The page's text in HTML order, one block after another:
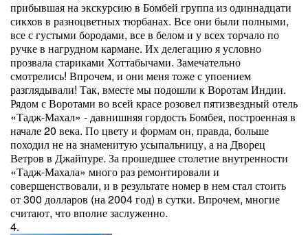
прибывшая на экскурсию в Бомбей группа из одиннадцати
сикхов в разноцветных тюрбанах. Все они были полными,
все с густыми бородами, все в белом и у всех торчало по
ручке в нагрудном кармане. Их делегацию я условно
прозвала стариками Хоттабычами. Замечательно
смотрелись! Впрочем, и они меня тоже с упоением
разглядывали! Так, вместе мы подошли к Воротам Индии.
Рядом с Воротами во всей красе розовел пятизвездный отель
«Тадж-Махал» - давнишняя гордость Бомбея, построенная в
начале 20 века. По цвету и формам он, правда, больше
походил не на знаменитую усыпальницу, а на Дворец
Ветров в Джайпуре. За прошедшее столетие внутренности
«Тадж-Махала» много раз ремонтировали и
совершенствовали, и в результате номер в нем стал стоить
от 300 долларов (на 2004 год) в сутки. Впрочем, многие
считают, что вполне заслуженно.
4.